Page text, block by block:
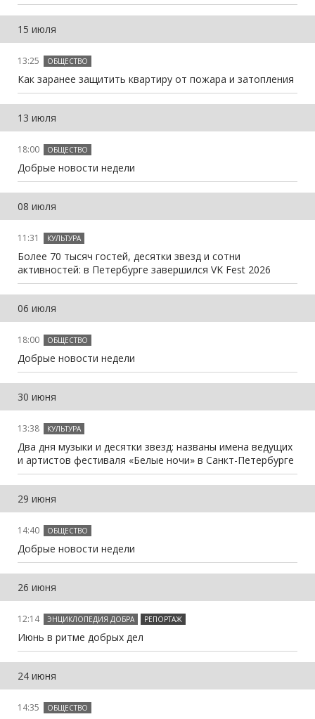
15 июля
13:25 ОБЩЕСТВО
Как заранее защитить квартиру от пожара и затопления
13 июля
18:00 ОБЩЕСТВО
Добрые новости недели
08 июля
11:31 КУЛЬТУРА
Более 70 тысяч гостей, десятки звезд и сотни
активностей: в Петербурге завершился VK Fest 2026
06 июля
18:00 ОБЩЕСТВО
Добрые новости недели
30 июня
13:38 КУЛЬТУРА
Два дня музыки и десятки звезд: названы имена ведущих
и артистов фестиваля «Белые ночи» в Санкт-Петербурге
29 июня
14:40 ОБЩЕСТВО
Добрые новости недели
26 июня
12:14 ЭНЦИКЛОПЕДИЯ ДОБРА РЕПОРТАЖ
Июнь в ритме добрых дел
24 июня
14:35 ОБЩЕСТВО